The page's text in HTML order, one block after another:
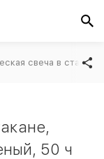
свеча в
50 ч